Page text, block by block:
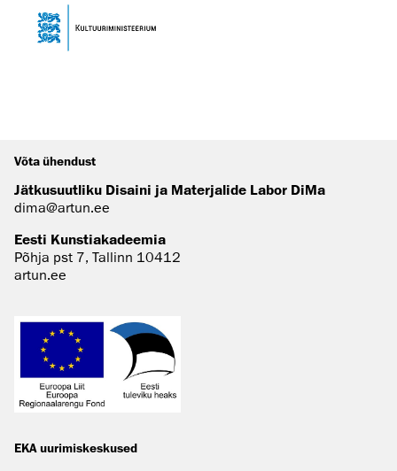
Võta ühendust
Jätkusuutliku Disaini ja Materjalide Labor DiMa
dima@artun.ee
Eesti Kunstiakadeemia
Põhja pst 7, Tallinn 10412
artun.ee
EKA uurimiskeskused